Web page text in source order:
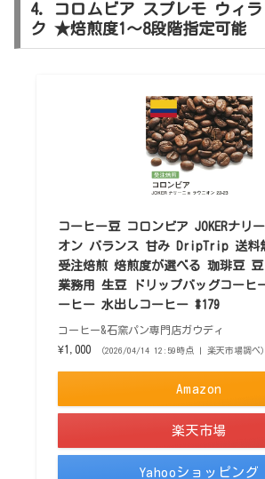
4. コロムビア スプレモ ウィラ
ク ★焙煎度1〜8段階指定可能
コーヒー豆 コロンビア JOKERナリ
オン バランス 甘み DripTrip 送料
受注焙煎 焙煎度が選べる 珈琲豆
業務用 生豆 ドリップバッグコーヒ
ーヒー 水出しコーヒー #179
コーヒー&石窯パン専門店ガウディ
¥1,000
（2026/04/14 12:59時点 | 楽天市場調べ）
Amazon
楽天市場
Yahooショッピング